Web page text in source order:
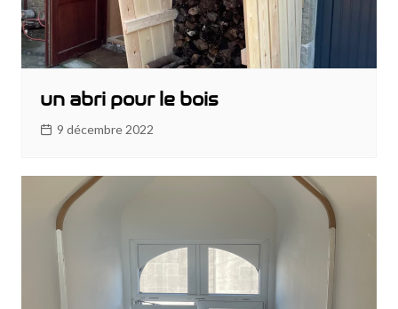
un abri pour le bois
9 décembre 2022